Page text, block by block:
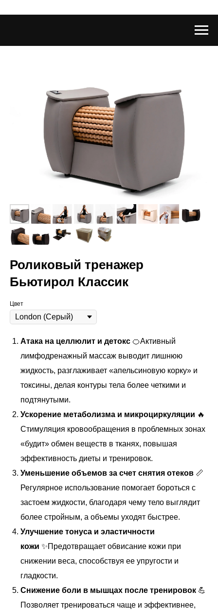
Роликовый тренажер
Бьютирол Классик
Цвет
Атака на целлюлит и детокс 🍊Активный
лимфодренажный массаж выводит лишнюю
жидкость, разглаживает «апельсиновую корку» и
токсины, делая контуры тела более четкими и
подтянутыми.
Ускорение метаболизма и микроциркуляции 🔥
Стимуляция кровообращения в проблемных зонах
«будит» обмен веществ в тканях, повышая
эффективность диеты и тренировок.
Уменьшение объемов за счет снятия отеков 📏
Регулярное использование помогает бороться с
застоем жидкости, благодаря чему тело выглядит
более стройным, а объемы уходят быстрее.
Улучшение тонуса и эластичности
кожи ✨Предотвращает обвисание кожи при
снижении веса, способствуя ее упругости и
гладкости.
Снижение боли в мышцах после тренировок 💪
Позволяет тренироваться чаще и эффективнее,